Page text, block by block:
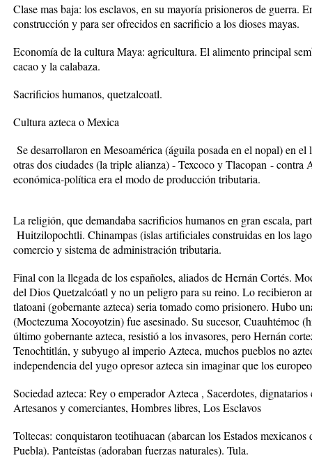
Clase mas baja: los esclavos, en su mayoría prisioneros de guerra.
construcción y para ser ofrecidos en sacrificio a los dioses mayas.
Economía de la cultura Maya: agricultura. El alimento principal
cacao y la calabaza.
Sacrificios humanos, quetzalcoatl.
Cultura azteca o Mexica
Se desarrollaron en Mesoamérica (águila posada en el nopal) en el
otras dos ciudades (la triple alianza) - Texcoco y Tlacopan - contra
económica-política era el modo de producción tributaria.
La religión, que demandaba sacrificios humanos en gran escala,
Huitzilopochtli. Chinampas (islas artificiales construidas en los
comercio y sistema de administración tributaria.
Final con la llegada de los españoles, aliados de Hernán Cortés.
del Dios Quetzalcóatl y no un peligro para su reino. Lo recibieron
tlatoani (gobernante azteca) seria tomado como prisionero. Hubo
(Moctezuma Xocoyotzin) fue asesinado. Su sucesor, Cuauhtémoc
último gobernante azteca, resistióa los invasores, pero Hernán
Tenochtitlán, y subyugo al imperio Azteca, muchos pueblos no
independencia del yugo opresor azteca sin imaginar que los
Sociedad azteca: Rey o emperador Azteca , Sacerdotes,
Artesanos y comerciantes, Hombres libres, Los Esclavos
Toltecas: conquistaron teotihuacan (abarcan los Estados
Puebla). Panteístas (adoraban fuerzas naturales). Tula.